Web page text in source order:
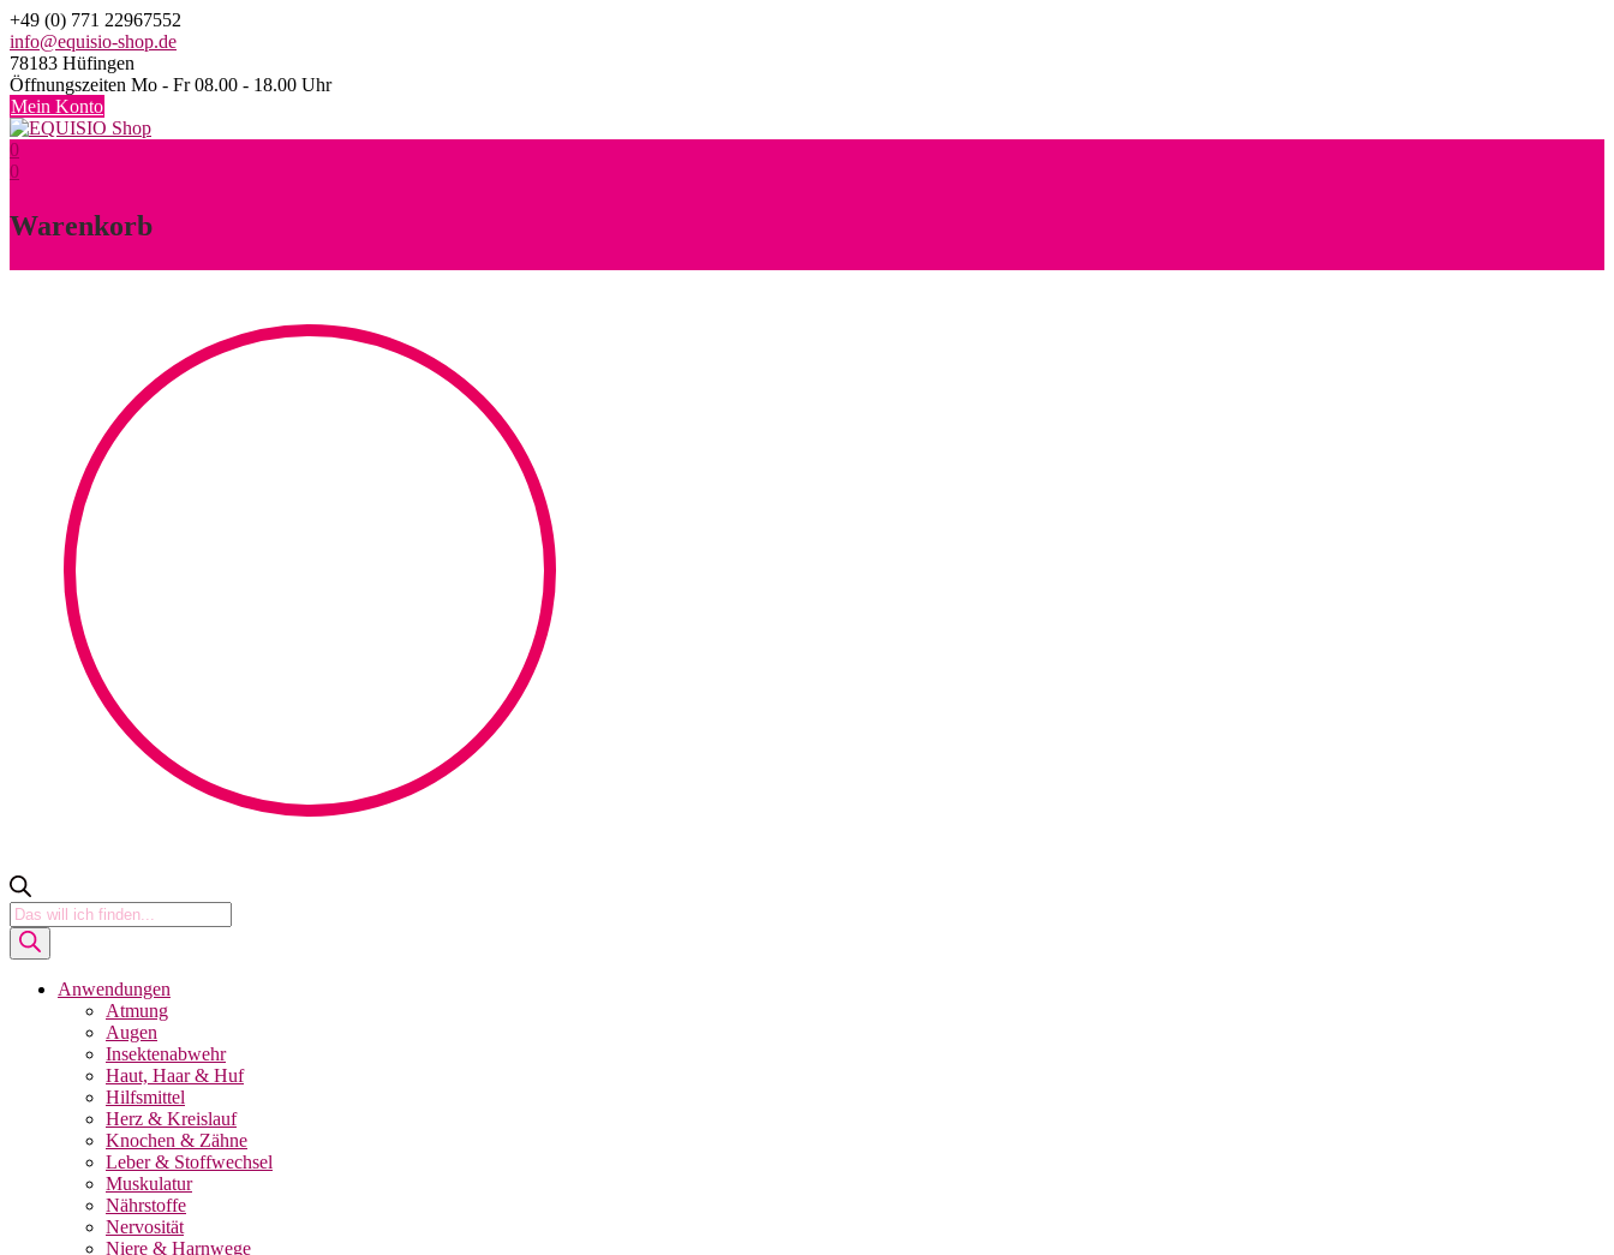
Skip
to
content
+49 (0) 771 22967552
info@equisio-shop.de
78183 Hüfingen
Öffnungszeiten Mo - Fr 08.00 - 18.00 Uhr
Mein Konto
0
0
Warenkorb
Products
search
Anwendungen
Atmung
Augen
Insektenabwehr
Haut, Haar & Huf
Hilfsmittel
Herz & Kreislauf
Knochen & Zähne
Leber & Stoffwechsel
Muskulatur
Nährstoffe
Nervosität
Niere & Harnwege